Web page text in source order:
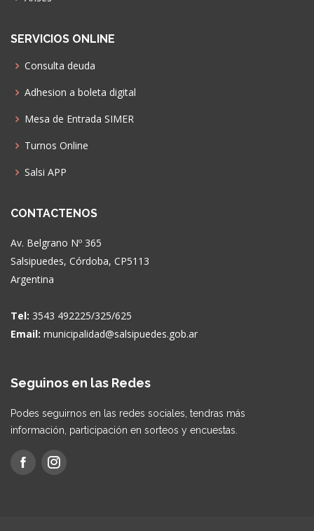
SERVICIOS ONLINE
Consulta deuda
Adhesion a boleta digital
Mesa de Entrada SIMER
Turnos Online
Salsi APP
CONTACTENOS
Av. Belgrano Nº 365
Salsipuedes, Córdoba, CP5113
Argentina
Tel: 3543 492225/325/625
Email: municipalidad@salsipuedes.gob.ar
Seguinos en las Redes
Podes seguirnos en las redes sociales, tendras más
información, participación en sorteos y encuestas.